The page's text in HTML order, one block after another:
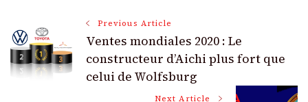
Post
Navigation
Previous Article
Ventes mondiales 2020 : Le
constructeur d’Aichi plus fort que
celui de Wolfsburg
Next Article